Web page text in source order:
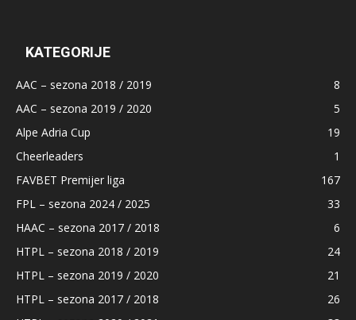
KATEGORIJE
AAC – sezona 2018 / 2019
8
AAC – sezona 2019 / 2020
5
Alpe Adria Cup
19
Cheerleaders
1
FAVBET Premijer liga
167
FPL – sezona 2024 / 2025
33
HAAC – sezona 2017 / 2018
6
HTPL – sezona 2018 / 2019
24
HTPL – sezona 2019 / 2020
21
HTPL – sezona 2017 / 2018
26